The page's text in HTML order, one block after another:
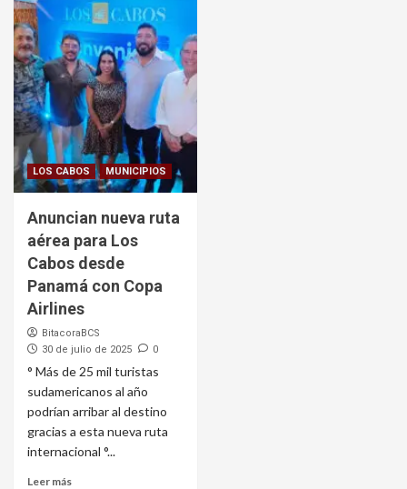
LOS CABOS MUNICIPIOS
Anuncian nueva ruta
aérea para Los
Cabos desde
Panamá con Copa
Airlines
BitacoraBCS
30 de julio de 2025
0
° Más de 25 mil turistas
sudamericanos al año
podrían arribar al destino
gracias a esta nueva ruta
internacional °...
Leer más